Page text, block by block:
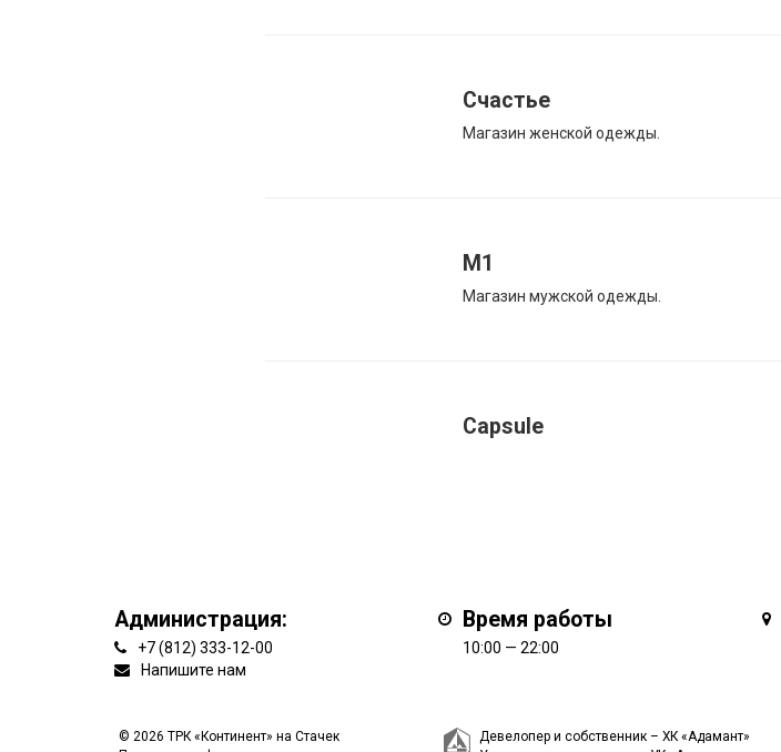
Счастье
Магазин женской одежды.
M1
Магазин мужской одежды.
Capsule
Администрация:
+7 (812) 333-12-00
Напишите нам
Время работы
10:00 — 22:00
© 2026 ТРК «Континент» на Стачек
Девелопер и собственник – ХК «Адамант»